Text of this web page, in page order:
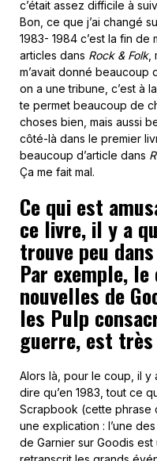
c’était assez difficile à
Bon, ce que j’ai changé
1983- 1984 c’est la fin de
articles dans Rock & Folk,
m’avait donné beaucoup
on a une tribune, c’est à
te permet beaucoup de
choses bien, mais aussi
côté-là dans le premier
beaucoup d’article dans
Ça me fait mal.
Ce qui est
ce livre, il y a
trouve peu
Par exemple,
nouvelles de
les Pulp
guerre, est
Alors là, pour le coup, il y
dire qu’en 1983, tout ce
Scrapbook (cette phrase
une explication : l’une
de Garnier sur Goodis